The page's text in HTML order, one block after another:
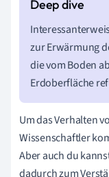
zur Erwärmung
die vom Boden
Erdoberfläche
Um das Verhalten
Wissenschaftler
Aber auch du
dadurch zum